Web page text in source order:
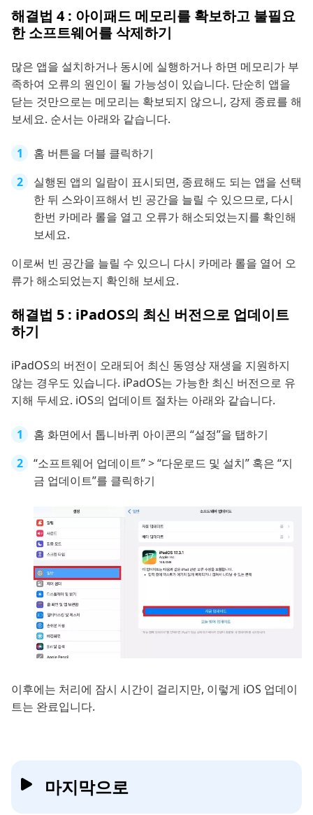
해결법 4 : 아이패드 메모리를 확보하고 불필요
한 소프트웨어를 삭제하기
많은 앱을 설치하거나 동시에 실행하거나 하면 메모리가 부
족하여 오류의 원인이 될 가능성이 있습니다. 단순히 앱을
닫는 것만으로는 메모리는 확보되지 않으니, 강제 종료를 해
보세요. 순서는 아래와 같습니다.
홈 버튼을 더블 클릭하기
실행된 앱의 일람이 표시되면, 종료해도 되는 앱을 선택
한 뒤 스와이프해서 빈 공간을 늘릴 수 있으므로, 다시
한번 카메라 롤을 열고 오류가 해소되었는지를 확인해
보세요.
이로써 빈 공간을 늘릴 수 있으니 다시 카메라 롤을 열어 오
류가 해소되었는지 확인해 보세요.
해결법 5 : iPadOS의 최신 버전으로 업데이트
하기
iPadOS의 버전이 오래되어 최신 동영상 재생을 지원하지
않는 경우도 있습니다. iPadOS는 가능한 최신 버전으로 유
지해 두세요. iOS의 업데이트 절차는 아래와 같습니다.
홈 화면에서 톱니바퀴 아이콘의 “설정”을 탭하기
“소프트웨어 업데이트” > “다운로드 및 설치” 혹은 “지
금 업데이트”를 클릭하기
이후에는 처리에 잠시 시간이 걸리지만, 이렇게 iOS 업데이
트는 완료입니다.
마지막으로